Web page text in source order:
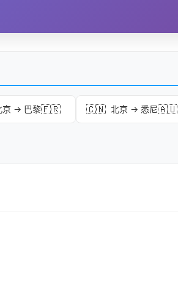
京 → 巴黎🇫🇷 🇨🇳 北京 → 悉尼🇦🇺